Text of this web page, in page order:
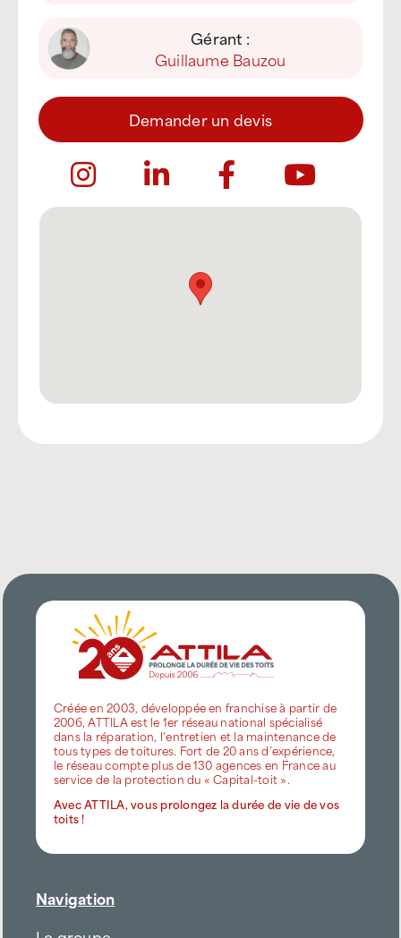
Gérant :
Guillaume Bauzou
Demander un devis
Créée en 2003, développée en franchise à partir de
2006, ATTILA est le 1er réseau national spécialisé
dans la réparation, l’entretien et la maintenance de
tous types de toitures. Fort de 20 ans d’expérience,
le réseau compte plus de 130 agences en France au
service de la protection du « Capital-toit ».
Avec ATTILA, vous prolongez la durée de vie de vos
toits !
Navigation